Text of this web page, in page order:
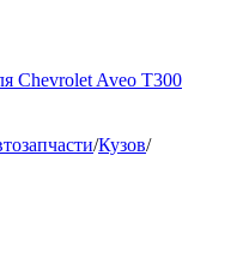
Chevrolet Aveo T300
/Кузов/